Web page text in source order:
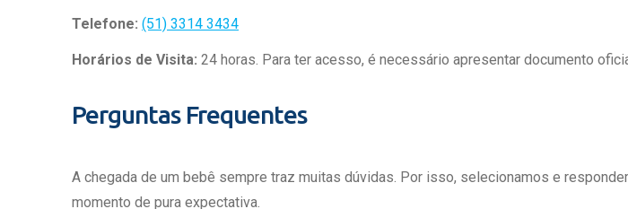
Telefone: (51) 3314 3434
Horários de Visita: 24 horas. Para ter acesso, é necessário apresentar documento
Perguntas Frequentes
A chegada de um bebê sempre traz muitas dúvidas. Por isso, selecionamos e
momento de pura expectativa.